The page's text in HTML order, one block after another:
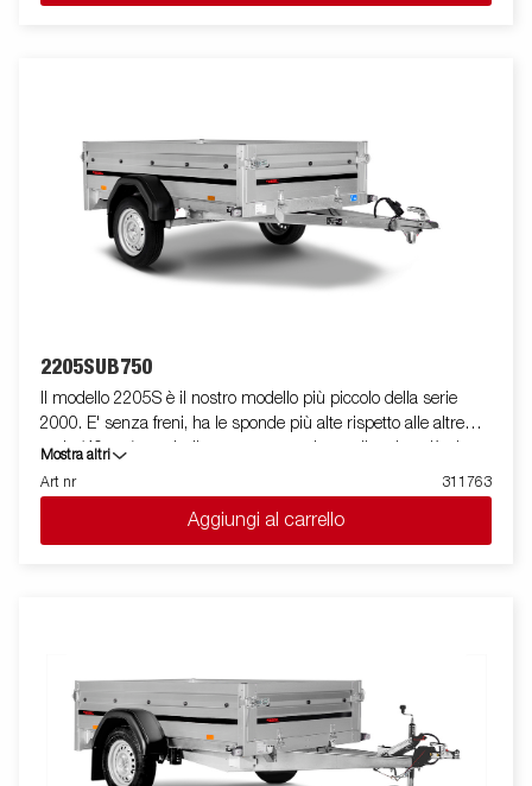
sempre ELLEBI offre un ampio programma di accessori per
2205SUB750
Il modello 2205S è il nostro modello più piccolo della serie
2000. E' senza freni, ha le sponde più alte rispetto alle altre
serie (40 cm) e quindi consente un volume di carico più elevato.
Il rimorchio è facile da caricare e presenta le sponde anteriori e
posteriori apribili per facilitare il carico di merci più lunghe. Tutte
le versioni sono dotate di anelli di fissaggio carico interni per
bloccare la merce trasportata. Come sempre ELLEBI offre un
Mostra altri
Art nr
311763
Aggiungi al carrello